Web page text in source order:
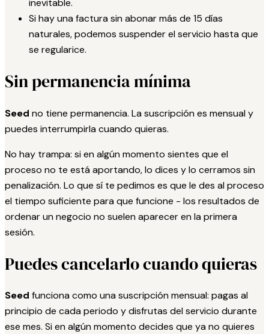
inevitable.
Si hay una factura sin abonar más de 15 días
naturales, podemos suspender el servicio hasta que
se regularice.
Sin permanencia mínima
Seed no tiene permanencia. La suscripción es mensual y
puedes interrumpirla cuando quieras.
No hay trampa: si en algún momento sientes que el
proceso no te está aportando, lo dices y lo cerramos sin
penalización. Lo que sí te pedimos es que le des al proceso
el tiempo suficiente para que funcione - los resultados de
ordenar un negocio no suelen aparecer en la primera
sesión.
Puedes cancelarlo cuando quieras
Seed funciona como una suscripción mensual: pagas al
principio de cada periodo y disfrutas del servicio durante
ese mes. Si en algún momento decides que ya no quieres